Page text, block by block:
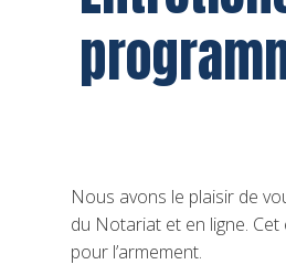
Nous avons le plaisir de
du Notariat et en ligne.
pour l’armement.